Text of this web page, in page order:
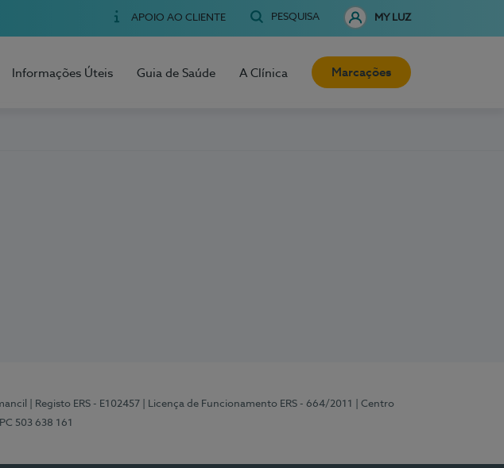
APOIO AO CLIENTE PESQUISA MY LUZ
Informações Úteis Guia de Saúde A Clínica Marcações
| Registo ERS - E102457 | Licença de Funcionamento ERS - 664/2011
| Centro
503 638 161